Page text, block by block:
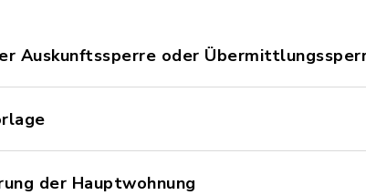
Auskunftssperre oder
der Hauptwohnung